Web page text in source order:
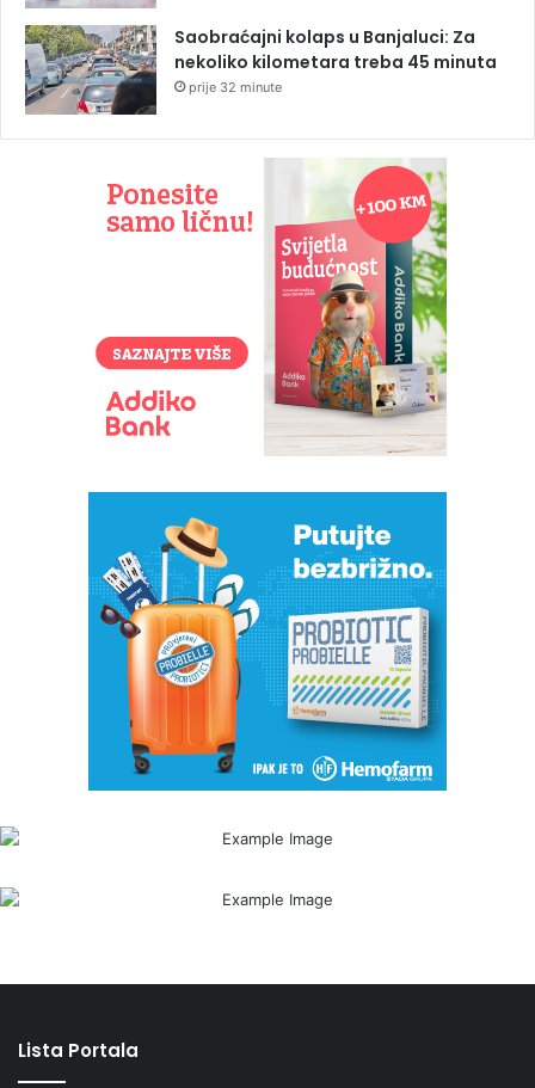
Saobraćajni kolaps u Banjaluci: Za
nekoliko kilometara treba 45 minuta
prije 32 minute
Lista Portala